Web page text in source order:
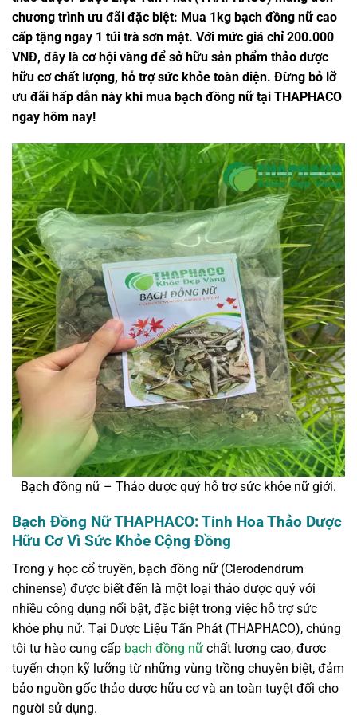
chương trình ưu đãi đặc biệt: Mua 1kg bạch đồng nữ cao
cấp tặng ngay 1 túi trà sơn mật. Với mức giá chỉ 200.000
VNĐ, đây là cơ hội vàng để sở hữu sản phẩm thảo dược
hữu cơ chất lượng, hỗ trợ sức khỏe toàn diện. Đừng bỏ lỡ
ưu đãi hấp dẫn này khi mua bạch đồng nữ tại THAPHACO
ngay hôm nay!
Bạch đồng nữ – Thảo dược quý hỗ trợ sức khỏe nữ giới.
Bạch Đồng Nữ THAPHACO: Tinh Hoa Thảo Dược
Hữu Cơ Vì Sức Khỏe Cộng Đồng
Trong y học cổ truyền, bạch đồng nữ (Clerodendrum
chinense) được biết đến là một loại thảo dược quý với
nhiều công dụng nổi bật, đặc biệt trong việc hỗ trợ sức
khỏe phụ nữ. Tại Dược Liệu Tấn Phát (THAPHACO), chúng
tôi tự hào cung cấp bạch đồng nữ chất lượng cao, được
tuyển chọn kỹ lưỡng từ những vùng trồng chuyên biệt, đảm
bảo nguồn gốc thảo dược hữu cơ và an toàn tuyệt đối cho
người sử dụng.